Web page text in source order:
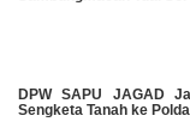
DPW SAPU JAGAD
Sengketa Tanah ke